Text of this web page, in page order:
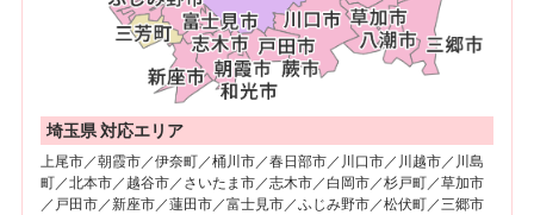
埼玉県 対応エリア
上尾市／朝霞市／伊奈町／桶川市／春日部市／川口市／川越市／川島
町／北本市／越谷市／さいたま市／志木市／白岡市／杉戸町／草加市
／戸田市／新座市／蓮田市／富士見市／ふじみ野市／松伏町／三郷市